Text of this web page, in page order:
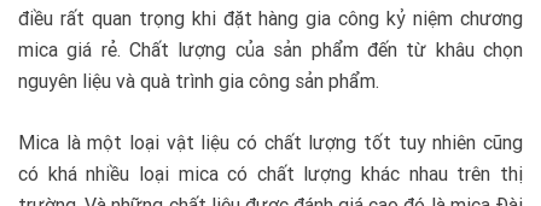
điều rất quan trọng khi đặt hàng gia công kỷ niệm chương
mica giá rẻ. Chất lượng của sản phẩm đến từ khâu chọn
nguyên liệu và quà trình gia công sản phẩm.
Mica là một loại vật liệu có chất lượng tốt tuy nhiên cũng
có khá nhiều loại mica có chất lượng khác nhau trên thị